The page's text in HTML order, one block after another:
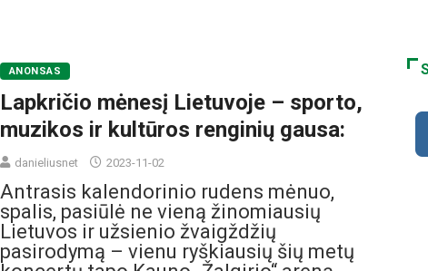
ANONSAS
Lapkričio mėnesį Lietuvoje – sporto,
muzikos ir kultūros renginių gausa:
danieliusnet 2023-11-02
Antrasis kalendorinio rudens mėnuo,
spalis, pasiūlė ne vieną žinomiausių
Lietuvos ir užsienio žvaigždžių
pasirodymą – vienu ryškiausių šių metų